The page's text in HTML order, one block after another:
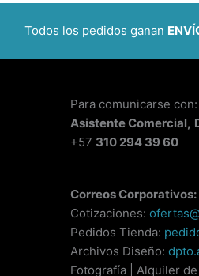
Todos los pedidos ganan
Para comunicarse con:
AsistenteComercial,
+57 310 294 39 60
Correos Corporativos:
Cotizaciones:
Pedidos Tienda:
Archivos Diseño:
Fotografía | Alquiler